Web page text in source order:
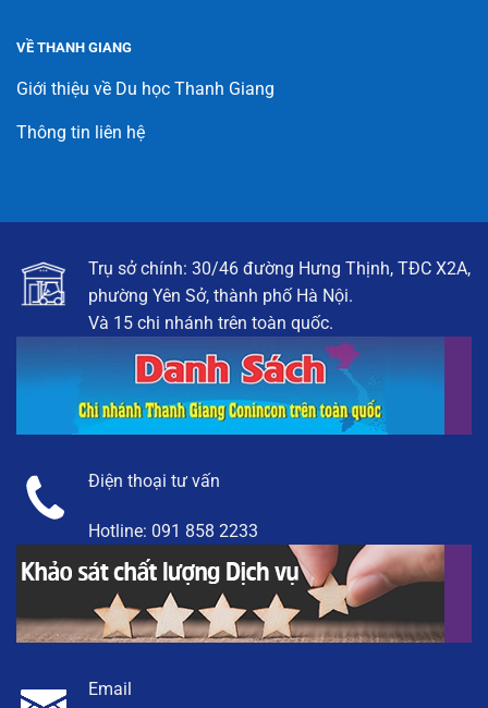
VỀ THANH GIANG
Giới thiệu về Du học Thanh Giang
Thông tin liên hệ
Trụ sở chính: 30/46 đường Hưng Thịnh, TĐC X2A,
phường Yên Sở, thành phố Hà Nội.
Và 15 chi nhánh trên toàn quốc.
Điện thoại tư vấn
Hotline: 091 858 2233
Email